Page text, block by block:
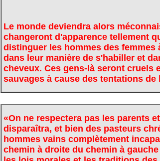
Le monde deviendra alors
changeront d'apparence tellement
distinguer les hommes des femmes
dans leur manière de s'habiller et
cheveux. Ces gens-là seront cruels
sauvages à cause des tentations
«On ne respectera pas les parents
disparaîtra, et bien des pasteurs
hommes vains complètement
chemin à droite du chemin à